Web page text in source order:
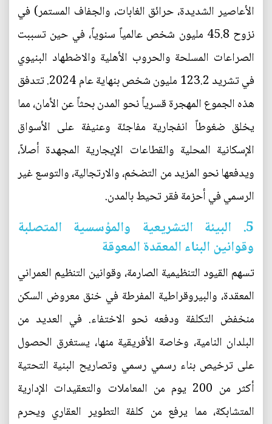
الأعاصير الشديدة، حرائق الغابات، والجفاف المستمر) في
نزوح 45.8 مليون شخص عالمياً سنوياً، في حين تسببت
الصراعات المسلحة والحروب الأهلية والاضطهاد البنيوي
في تشريد 123.2 مليون شخص بنهاية عام 2024. تتدفق
هذه الجموع المهجرة قسرياً نحو المدن بحثاً عن الأمان، مما
يخلق ضغوطاً انفجارية مفاجئة وعنيفة على الأسواق
الإسكانية المحلية والقطاعات الإيجارية المجهدة أصلاً،
ويدفعها نحو المزيد من التضخم، والارتجالية، والتوسع غير
الرسمي في أحزمة فقر تحيط بالمدن.
5. البيئة التشريعية والمؤسسية المتصلبة
وقوانين البناء المعقدة المعوقة
تسهم القيود التنظيمية الصارمة، وقوانين التنظيم العمراني
المعقدة، والبيروقراطية المفرطة في خنق معروض السكن
منخفض التكلفة ودفعه نحو الاختفاء. في العديد من
البلدان النامية، وخاصة الأفريقية منها، يستغرق الحصول
على ترخيص بناء رسمي رسمي وتصاريح البنية التحتية
أكثر من 200 يوم من المعاملات والتعقيدات الإدارية
المتشابكة، مما يرفع من كلفة التطوير العقاري ويحرم